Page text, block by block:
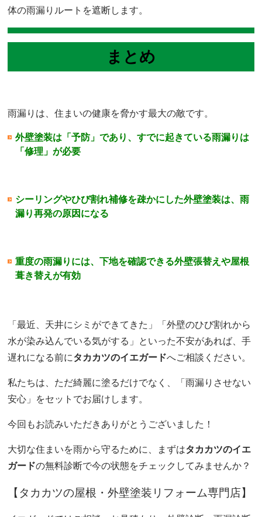
体の雨漏りルートを遮断します。
まとめ
雨漏りは、住まいの健康を脅かす最大の敵です。
外壁塗装は「予防」であり、すでに起きている雨漏りは
「修理」が必要
シーリングやひび割れ補修を疎かにした外壁塗装は、雨
漏り再発の原因になる
重度の雨漏りには、下地を確認できる外壁張替えや屋根
葺き替えが有効
「最近、天井にシミができてきた」「外壁のひび割れから
水が染み込んでいる気がする」といった不安があれば、手
遅れになる前にタカカツのイエガードへご相談ください。
私たちは、ただ綺麗に塗るだけでなく、「雨漏りさせない
安心」をセットでお届けします。
今回もお読みいただきありがとうございました！
大切な住まいを雨から守るために、まずはタカカツのイエ
ガードの無料診断で今の状態をチェックしてみませんか？
【タカカツの屋根・外壁塗装リフォーム専門店】